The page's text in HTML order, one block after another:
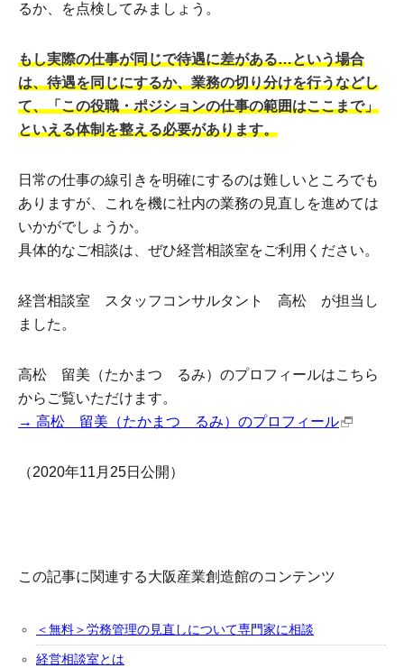
るか、を点検してみましょう。
もし実際の仕事が同じで待遇に差がある…という場合
は、待遇を同じにするか、業務の切り分けを行うなどし
て、「この役職・ポジションの仕事の範囲はここまで」
といえる体制を整える必要があります。
日常の仕事の線引きを明確にするのは難しいところでも
ありますが、これを機に社内の業務の見直しを進めては
いかがでしょうか。
具体的なご相談は、ぜひ経営相談室をご利用ください。
経営相談室 スタッフコンサルタント 高松 が担当し
ました。
高松 留美（たかまつ るみ）のプロフィールはこちら
からご覧いただけます。
→ 高松 留美（たかまつ るみ）のプロフィール
（2020年11月25日公開）
この記事に関連する大阪産業創造館のコンテンツ
＜無料＞労務管理の見直しについて専門家に相談
経営相談室とは